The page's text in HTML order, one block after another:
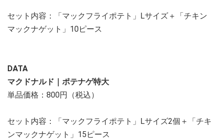
セット内容：「マックフライポテト」Lサイズ＋「チキン
マックナゲット」10ピース
DATA
マクドナルド｜ポテナゲ特大
単品価格：800円（税込）
セット内容：「マックフライポテト」Lサイズ2個＋「チキ
ンマックナゲット」15ピース